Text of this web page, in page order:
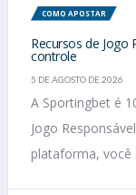
COMO APOSTAR
Recursos de Jogo
controle
5 DE AGOSTO DE 2026
A Sportingbet é
Jogo
plataforma, você